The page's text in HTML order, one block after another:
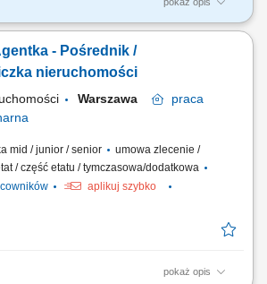
pozyskiwanie nieruchomości w oparciu
sprzedaży i marketingu własnej bazy ofert
celów sprzedażowych. Współpraca z
- Pośrednik /
nieruchomości
Warszawa
praca
mid / junior / senior
umowa zlecenie /
/ część etatu / tymczasowa/dodatkowa
aplikuj szybko
pokaż opis